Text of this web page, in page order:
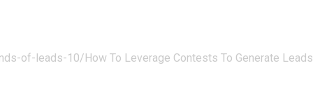
of-leads-10/ How To Leverage Contests To Generate Leads